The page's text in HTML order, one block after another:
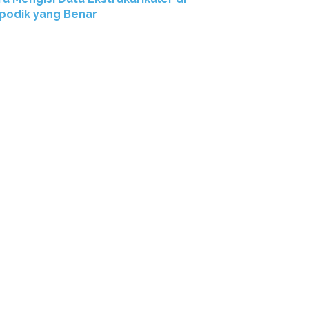
yang Benar